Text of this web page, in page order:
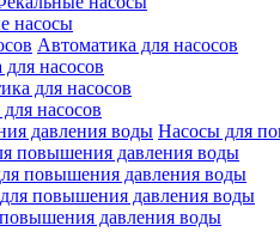
насосы
Автоматика для насосов
для насосов
для насосов
насосов
Насосы для
повышения давления воды
повышения давления воды
повышения давления воды
давления воды